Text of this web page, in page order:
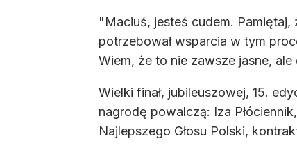
"Maciuś, jesteś cudem.
potrzebował wsparcia w tym
Wiem, że to nie zawsze jasne, ale
Wielki finał, jubileuszowej, 15.
nagrodę powalczą: Iza
Najlepszego Głosu Polski,